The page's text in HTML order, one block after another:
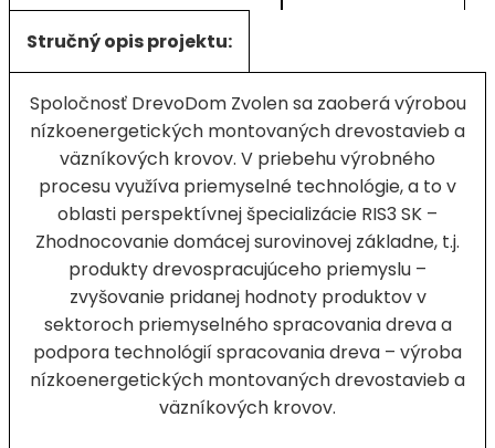
Stručný opis projektu:
Spoločnosť DrevoDom Zvolen sa zaoberá výrobou
nízkoenergetických montovaných drevostavieb a
väzníkových krovov. V priebehu výrobného
procesu využíva priemyselné technológie, a to v
oblasti perspektívnej špecializácie RIS3 SK –
Zhodnocovanie domácej surovinovej základne, t.j.
produkty drevospracujúceho priemyslu –
zvyšovanie pridanej hodnoty produktov v
sektoroch priemyselného spracovania dreva a
podpora technológií spracovania dreva – výroba
nízkoenergetických montovaných drevostavieb a
väzníkových krovov.